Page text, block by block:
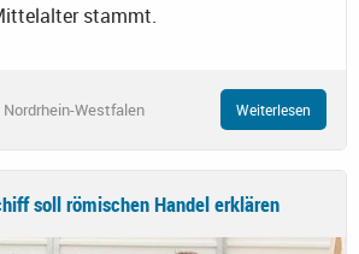
stammt.
Nordrhein-Westfalen Weiterlesen
soll römischen Handel erklären